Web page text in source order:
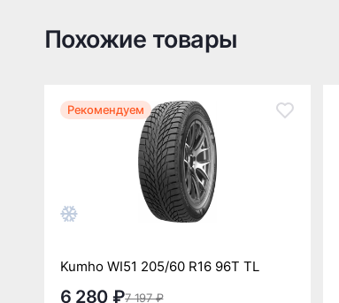
Похожие товары
Рекомендуем
Kumho WI51 205/60 R16 96T TL
7 197 ₽
6 280 ₽